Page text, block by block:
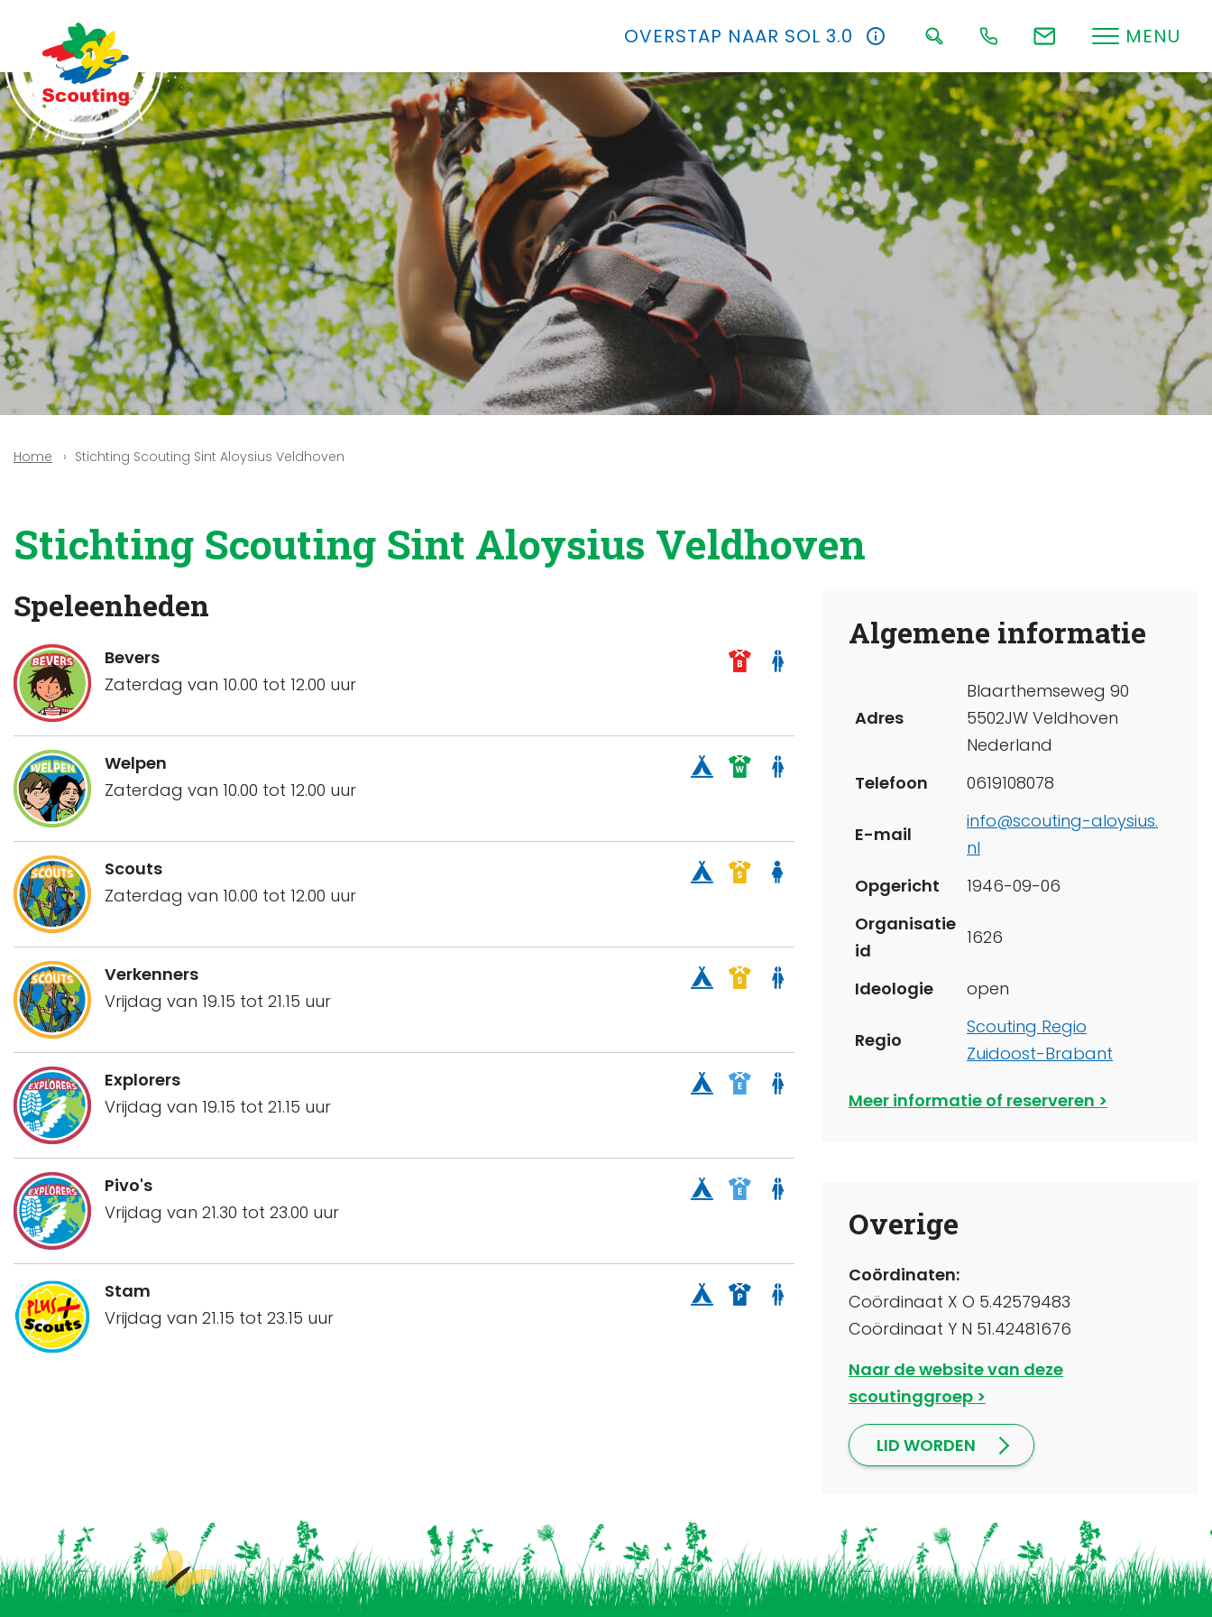
OVERSTAP NAAR SOL 3.0 MENU
Home Stichting Scouting Sint Aloysius Veldhoven
Stichting Scouting Sint Aloysius Veldhoven
Speleenheden
Bevers
Zaterdag van 10.00 tot 12.00 uur
Welpen
Zaterdag van 10.00 tot 12.00 uur
Scouts
Zaterdag van 10.00 tot 12.00 uur
Verkenners
Vrijdag van 19.15 tot 21.15 uur
Explorers
Vrijdag van 19.15 tot 21.15 uur
Pivo's
Vrijdag van 21.30 tot 23.00 uur
Stam
Vrijdag van 21.15 tot 23.15 uur
Algemene informatie
Adres
Blaarthemseweg 90
5502JW Veldhoven
Nederland
Telefoon
0619108078
E-mail
info@scouting-aloysius.
nl
Opgericht
1946-09-06
Organisatie
id
1626
Ideologie open
Regio
Scouting Regio
Zuidoost-Brabant
Meer informatie of reserveren
Overige
Coördinaten:
Coördinaat X O 5.42579483
Coördinaat Y N 51.42481676
Naar de website van deze
scoutinggroep
LID WORDEN